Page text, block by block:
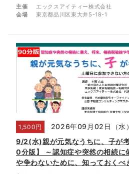
主催
エックスアイティー株式会社
会場
東京都品川区東大井5-18-1
1,500円
2026年09月02日（水
9/2(水)親が元気なうちに、子が
0分版】 ～認知症や突然の相続に
や争わないために、知っておくべ